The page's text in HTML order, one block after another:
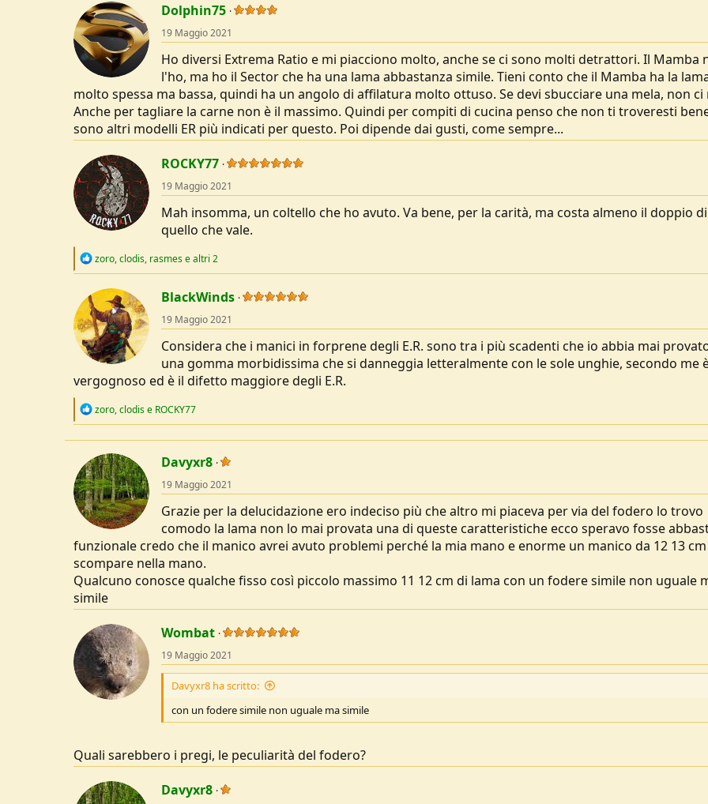
c
t
i
o
n
s
Dolphin75
19 Maggio 2021
Ho diversi Extrema Ratio e mi piacciono molto, anche se ci sono molti detrattori. Il Mamba
l'ho, ma ho il Sector che ha una lama abbastanza simile. Tieni conto che il Mamba ha la
molto spessa ma bassa, quindi ha un angolo di affilatura molto ottuso. Se devi sbucciare una mela, non ci
Anche per tagliare la carne non è il massimo. Quindi per compiti di cucina penso che non ti troveresti
sono altri modelli ER più indicati per questo. Poi dipende dai gusti, come sempre...
ROCKY77
19 Maggio 2021
Mah insomma, un coltello che ho avuto. Va bene, per la carità, ma costa almeno il doppio di
quello che vale.
R
c
t
i
o
n
s
zoro,clodis, rasmese altri 2
BlackWinds
19 Maggio 2021
Considera che i manici in forprene degli E.R. sono tra i più scadenti che io abbia mai
una gomma morbidissima che si danneggia letteralmente con le sole unghie, secondo me
vergognoso ed è il difetto maggiore degli E.R.
R
t
i
o
n
s
:
zoro,clodise ROCKY77
Davyxr8
19 Maggio 2021
Grazie per la delucidazione ero indeciso più che altro mi piaceva per via del fodero lo trovo
comodo la lama non lo mai provata una di queste caratteristiche ecco speravo fosse
funzionale credo che il manico avrei avuto problemi perché la mia mano e enorme un manico da 12 13 cm
scompare nella mano.
Qualcuno conosce qualche fisso così piccolo massimo 11 12 cm di lama con un fodere simile non uguale
simile
Wombat
19 Maggio 2021
Davyxr8 ha scritto:
con un fodere simile non uguale ma simile
Quali sarebbero i pregi, le peculiarità del fodero?
Davyxr8